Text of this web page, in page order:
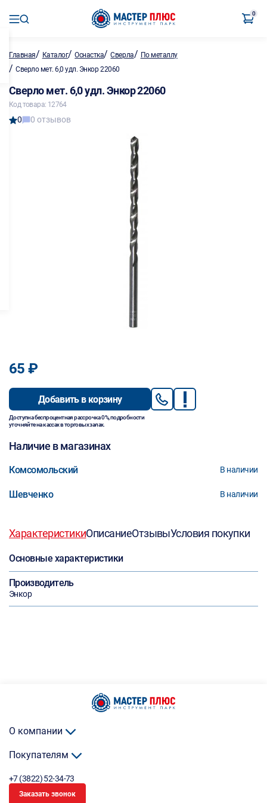
0
Главная/ Каталог/Оснастка/Сверла/ По металлу
/ Сверло мет. 6,0 удл. Энкор 22060
Сверло мет. 6,0 удл. Энкор 22060
Код товара: 12764
0 0 отзывов
65 ₽
Добавить в корзину
Доступна беспроцентная рассрочка 0%, подробности
уточняйте на кассах в торговых залах.
Наличие в магазинах
Комсомольский В наличии
Шевченко В наличии
ХарактеристикиОписаниеОтзывыУсловия покупки
Основные характеристики
Производитель
Энкор
О компании
Покупателям
+7 (3822) 52-34-73
Заказать звонок